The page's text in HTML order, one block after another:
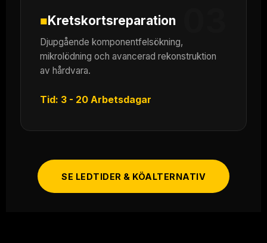
■Kretskortsreparation
Djupgående komponentfelsökning,
mikrolödning och avancerad rekonstruktion
av hårdvara.
Tid: 3 - 20 Arbetsdagar
SE LEDTIDER & KÖALTERNATIV